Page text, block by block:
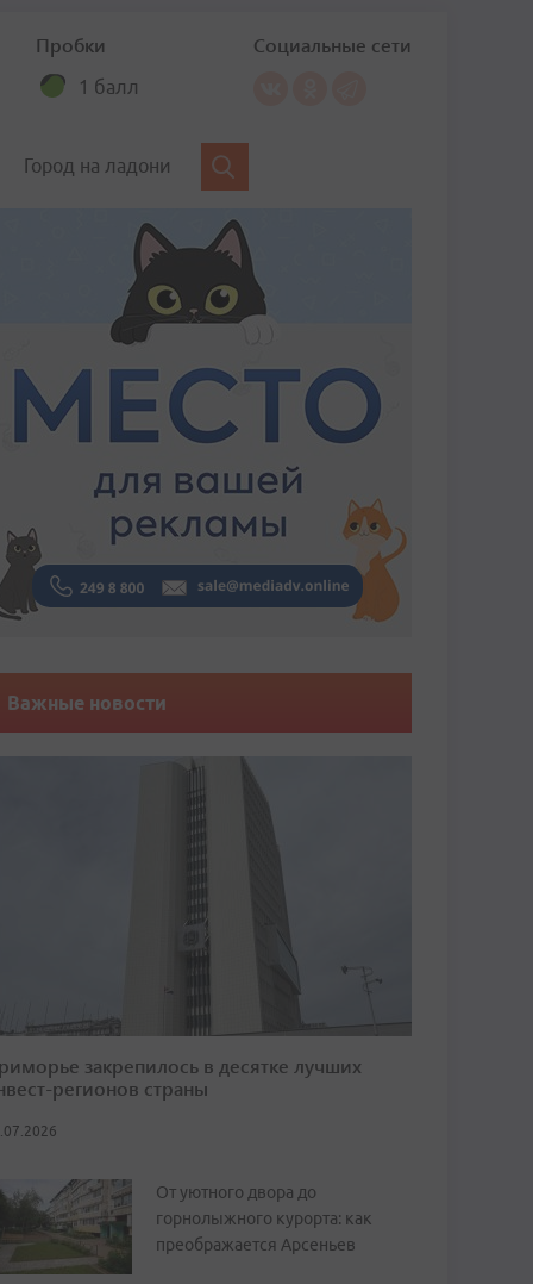
Пробки
1 балл
Социальные сети
Город на ладони
Важные новости
закрепилось в десятке лучших
регионов страны
От уютного двора до
горнолыжного курорта: как
преображается Арсеньев